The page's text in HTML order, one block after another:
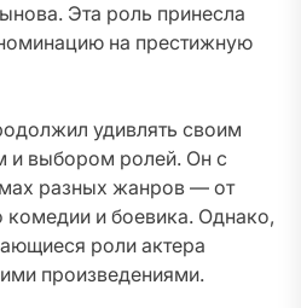
Эта роль принесла
на престижную
удивлять своим
и выбором ролей. Он с
разных жанров — от
и боевика. Однако,
роли актера
произведениями.